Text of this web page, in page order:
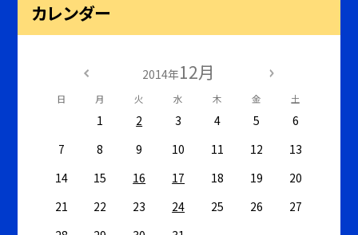
カレンダー
2014年12月
日 月 火 水 木 金 土
1 2 3 4 5
6
7
8 9 10 11 12
13
14
15 16 17 18 19
20
21
22 23 24 25 26
27